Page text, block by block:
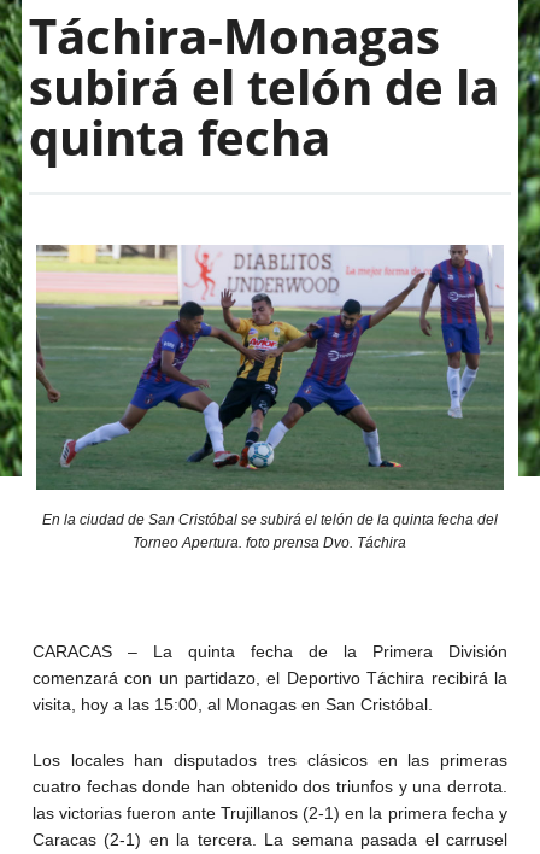
Táchira-Monagas
subirá el telón de la
quinta fecha
En la ciudad de San Cristóbal se subirá el telón de la quinta fecha del
Torneo Apertura. foto prensa Dvo. Táchira
CARACAS – La quinta fecha de la Primera División
comenzará con un partidazo, el Deportivo Táchira recibirá la
visita, hoy a las 15:00, al Monagas en San Cristóbal.
Los locales han disputados tres clásicos en las primeras
cuatro fechas donde han obtenido dos triunfos y una derrota.
las victorias fueron ante Trujillanos (2-1) en la primera fecha y
Caracas (2-1) en la tercera. La semana pasada el carrusel